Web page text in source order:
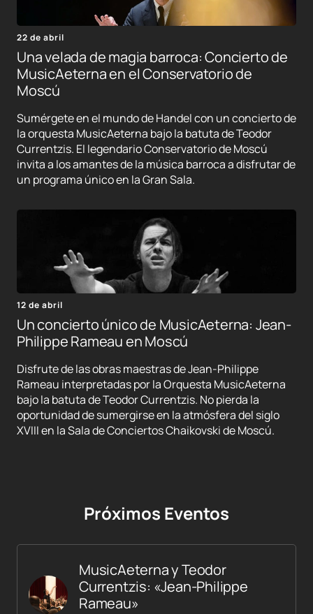
22 de abril
Una velada de magia barroca: Concierto de
MusicAeterna en el Conservatorio de
Moscú
Sumérgete en el mundo de Handel con un concierto de
la orquesta MusicAeterna bajo la batuta de Teodor
Currentzis. El legendario Conservatorio de Moscú
invita a los amantes de la música barroca a disfrutar de
un programa único en la Gran Sala.
12 de abril
Un concierto único de MusicAeterna: Jean-
Philippe Rameau en Moscú
Disfrute de las obras maestras de Jean-Philippe
Rameau interpretadas por la Orquesta MusicAeterna
bajo la batuta de Teodor Currentzis. No pierda la
oportunidad de sumergirse en la atmósfera del siglo
XVIII en la Sala de Conciertos Chaikovski de Moscú.
Próximos Eventos
MusicAeterna y Teodor
Currentzis: «Jean-Philippe
Rameau»